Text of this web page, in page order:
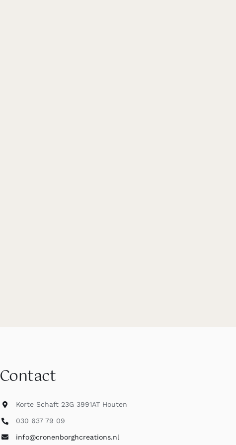
Contact
Korte Schaft 23G 3991AT Houten
030 637 79 09
info@cronenborghcreations.nl